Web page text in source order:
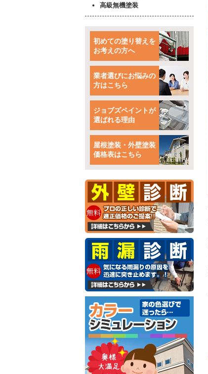
高級無機塗装
初めての塗り替えを
お考えの方へ
業者選びにお悩みの
方はこちら
ジョブズペイントが
選ばれる理由
屋根塗装・外壁塗装
価格表はこちら